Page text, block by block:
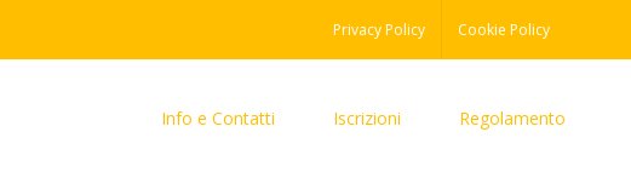
Privacy Policy Cookie Policy
Info e Contatti Iscrizioni Regolamento